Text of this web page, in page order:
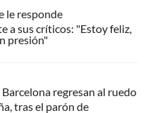
le responde
a sus críticos: "Estoy feliz,
presión"
regresan al ruedo
tras el parón de